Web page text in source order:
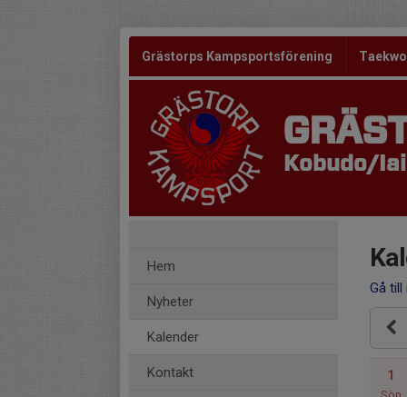
Grästorps Kampsportsförening
Kobudo/
Hem
Nyheter
Kalender
Kontakt
Gå till
1